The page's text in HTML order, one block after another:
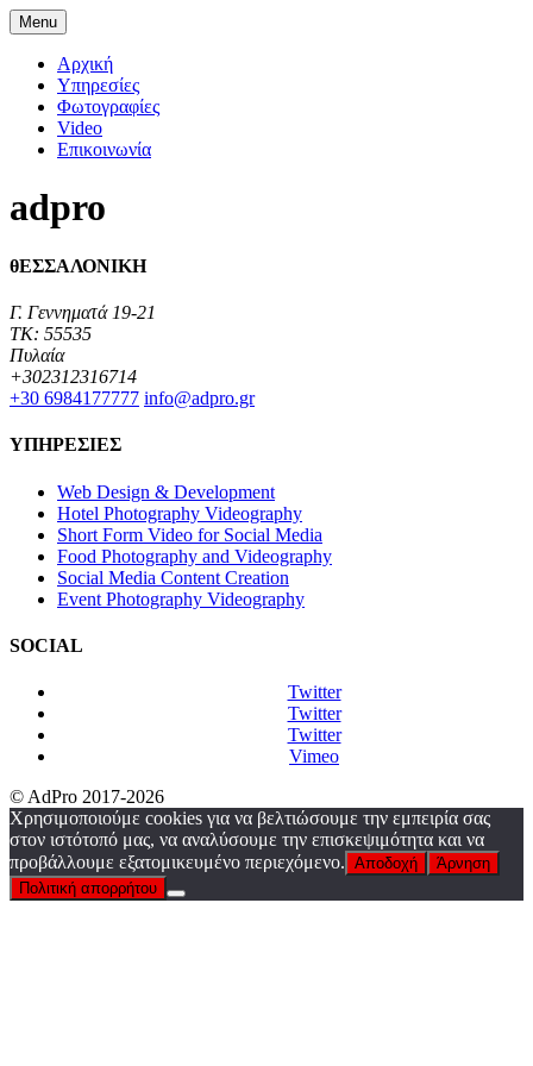
Menu
Αρχική
Υπηρεσίες
Φωτογραφίες
Video
Επικοινωνία
adpro
θΕΣΣΑΛΟΝΙΚΗ
Γ. Γεννηματά 19-21
TK: 55535
Πυλαία
+302312316714
+30 6984177777‬ info@adpro.gr
ΥΠΗΡΕΣΙΕΣ
Web Design & Development
Hotel Photography Videography
Short Form Video for Social Media
Food Photography and Videography
Social Media Content Creation
Event Photography Videography
SOCIAL
Twitter
Twitter
Twitter
Vimeo
© AdPro 2017-2026
Χρησιμοποιούμε cookies για να βελτιώσουμε την εμπειρία σας
στον ιστότοπό μας, να αναλύσουμε την επισκεψιμότητα και να
προβάλλουμε εξατομικευμένο περιεχόμενο. Αποδοχή
Άρνηση
Πολιτική απορρήτου